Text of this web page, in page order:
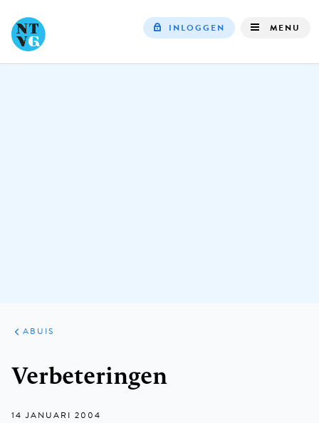
INLOGGEN MENU
ARTIKELEN
VARIA
ABUIS
Verbeteringen
14 JANUARI 2004